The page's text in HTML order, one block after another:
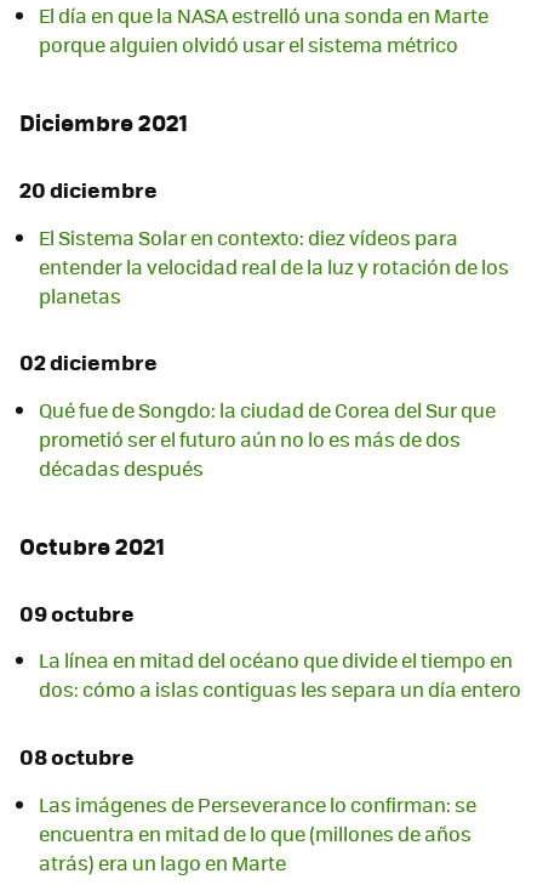
El día en que la NASA estrelló una sonda en Marte
porque alguien olvidó usar el sistema métrico
Diciembre 2021
20 diciembre
El Sistema Solar en contexto: diez vídeos para
entender la velocidad real de la luz y rotación de los
planetas
02 diciembre
Qué fue de Songdo: la ciudad de Corea del Sur que
prometió ser el futuro aún no lo es más de dos
décadas después
Octubre 2021
09 octubre
La línea en mitad del océano que divide el tiempo en
dos: cómo a islas contiguas les separa un día entero
08 octubre
Las imágenes de Perseverance lo confirman: se
encuentra en mitad de lo que (millones de años
atrás) era un lago en Marte